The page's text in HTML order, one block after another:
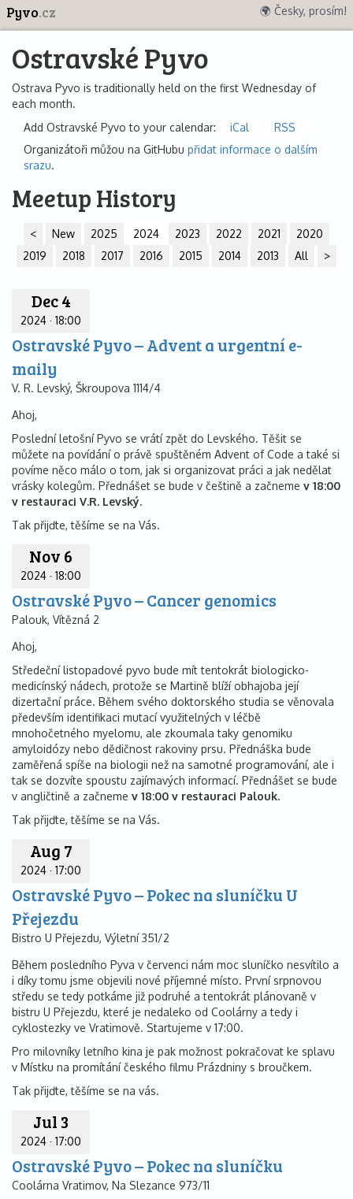
Pyvo.cz 🌍 Česky, prosím!
Ostravské Pyvo
Ostrava Pyvo is traditionally held on the first Wednesday of
each month.
Add Ostravské Pyvo to your calendar:
iCal
RSS
Organizátoři můžou na GitHubu přidat informace o dalším
srazu.
Meetup History
< New 2025 2024 2023 2022 2021
2020
2019
2018 2017 2016 2015 2014 2013 All >
Dec 4
2024 ·18:00
Ostravské Pyvo – Advent a urgentní e-
maily
V. R. Levský, Škroupova 1114/4
Ahoj,
Poslední letošní Pyvo se vrátí zpět do Levského. Těšit se
můžete na povídání o právě spuštěném Advent of Code a také si
povíme něco málo o tom, jak si organizovat práci a jak nedělat
vrásky kolegům. Přednášet se bude v češtině a začneme v 18:00
v restauraci V.R. Levský.
Tak přijďte, těšíme se na Vás.
Nov 6
2024 ·18:00
Ostravské Pyvo – Cancer genomics
Palouk, Vítězná 2
Ahoj,
Středeční listopadové pyvo bude mít tentokrát biologicko-
medicínský nádech, protože se Martině blíží obhajoba její
dizertační práce. Během svého doktorského studia se věnovala
především identifikaci mutací využitelných v léčbě
mnohočetného myelomu, ale zkoumala taky genomiku
amyloidózy nebo dědičnost rakoviny prsu. Přednáška bude
zaměřená spíše na biologii než na samotné programování, ale i
tak se dozvíte spoustu zajímavých informací. Přednášet se bude
v angličtině a začneme v 18:00 v restauraci Palouk.
Tak přijďte, těšíme se na Vás.
Aug 7
2024 ·17:00
Ostravské Pyvo – Pokec na sluníčku U
Přejezdu
Bistro U Přejezdu, Výletní 351/2
Během posledního Pyva v červenci nám moc sluníčko nesvítilo a
i díky tomu jsme objevili nové příjemné místo. První srpnovou
středu se tedy potkáme již podruhé a tentokrát plánovaně v
bistru U Přejezdu, které je nedaleko od Coolárny a tedy i
cyklostezky ve Vratimově. Startujeme v 17:00.
Pro milovníky letního kina je pak možnost pokračovat ke splavu
v Místku na promítání českého filmu Prázdniny s broučkem.
Tak přijďte, těšíme se na vás.
Jul 3
2024 ·17:00
Ostravské Pyvo – Pokec na sluníčku
Coolárna Vratimov, Na Slezance 973/11